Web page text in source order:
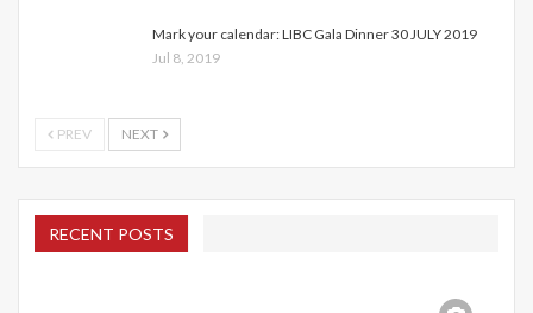
Mark your calendar: LIBC Gala Dinner 30 JULY 2019
Jul 8, 2019
PREV NEXT
RECENT POSTS